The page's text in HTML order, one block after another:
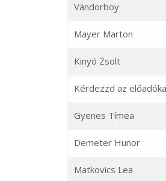
Vándorboy
Mayer Marton
Kinyó Zsolt
Kérdezzd az
Gyenes Tímea
Demeter Hunor
Matkovics Lea